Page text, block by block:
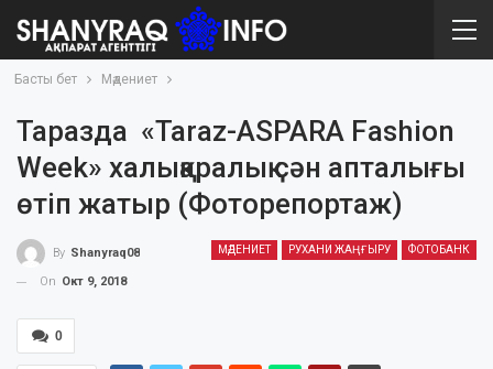
Басты бет Мәдениет
Таразда «Taraz-ASPARA Fashion
Week» халықаралық сән апталығы
өтіп жатыр (Фоторепортаж)
МӘДЕНИЕТ РУХАНИ ЖАҢҒЫРУ ФОТОБАНК
By Shanyraq08
On Окт 9, 2018
0